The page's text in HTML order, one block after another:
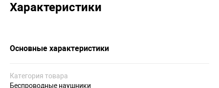
Характеристики
Основные характеристики
Категория товара
Беспроводные наушники